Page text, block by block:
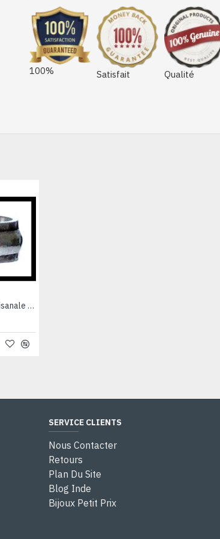
100% Satisfait Qualité
Bague indienne artisanale en métal - Bijoux fantaisie
SERVICE CLIENTS
Nous Contacter
Retours
Plan Du Site
Blog Inde
Bijoux Petit Prix